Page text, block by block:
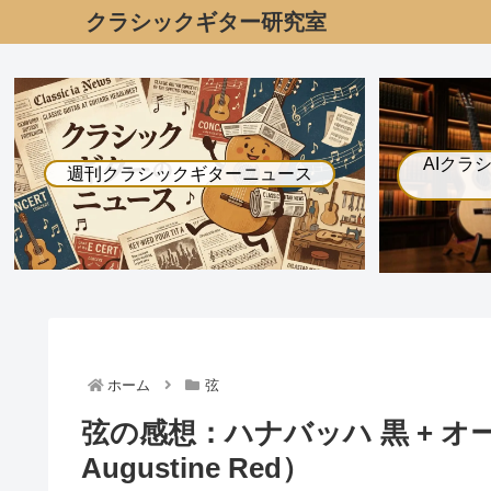
クラシックギター研究室
週刊クラシックギターニュース AIクラ
ホーム 弦
弦の感想：ハナバッハ 黒 + オ
Augustine Red）